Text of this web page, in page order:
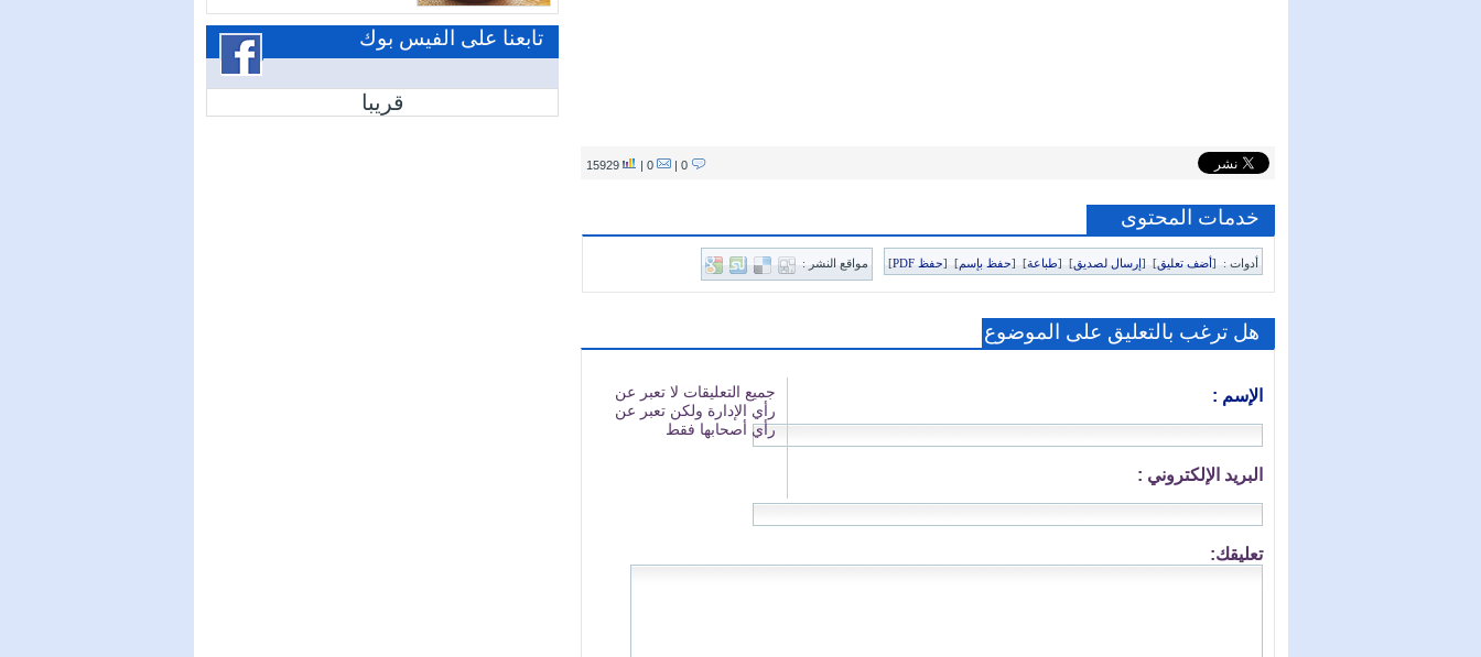
خدمات المحتوى
أدوات : [أضف تعليق]
[إرسال لصديق]
[طباعة]
[حفظ بإسم]
[حفظ PDF ] مواقع النشر :
تابعنا على الفيس بوك
قريبا